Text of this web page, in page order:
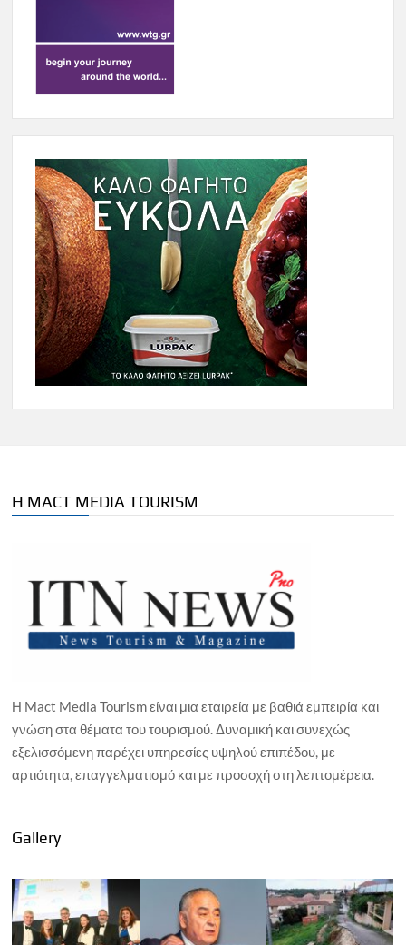
Η MACT MEDIA TOURISM
Η Mact Media Tourism είναι μια εταιρεία με βαθιά εμπειρία και
γνώση στα θέματα του τουρισμού. Δυναμική και συνεχώς
εξελισσόμενη παρέχει υπηρεσίες υψηλού επιπέδου, με
αρτιότητα, επαγγελματισμό και με προσοχή στη λεπτομέρεια.
Gallery